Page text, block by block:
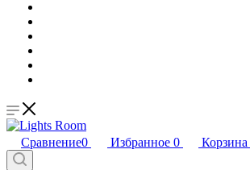
Сравнение0 Избранное 0 Корзина